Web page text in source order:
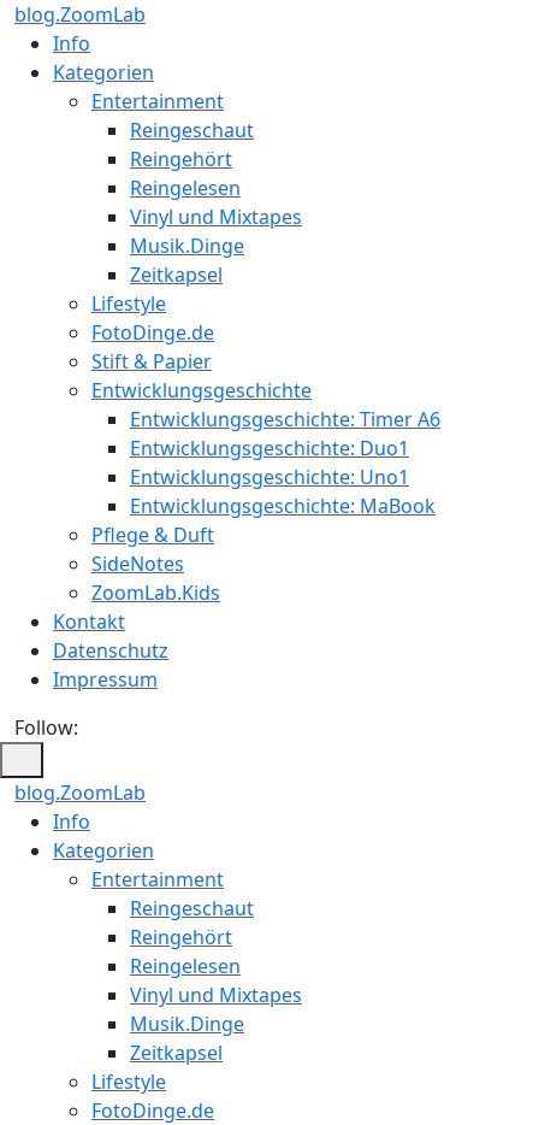
blog.ZoomLab
Info
Kategorien
Entertainment
Reingeschaut
Reingehört
Reingelesen
Vinyl und Mixtapes
Musik.Dinge
Zeitkapsel
Lifestyle
FotoDinge.de
Stift & Papier
Entwicklungsgeschichte
Entwicklungsgeschichte: Timer A6
Entwicklungsgeschichte: Duo1
Entwicklungsgeschichte: Uno1
Entwicklungsgeschichte: MaBook
Pflege & Duft
SideNotes
ZoomLab.Kids
Kontakt
Datenschutz
Impressum
Follow:
blog.ZoomLab
ZoomLab
//
Info
Kategorien
Entertainment
Reingeschaut
Reingehört
Reingelesen
Vinyl und Mixtapes
Musik.Dinge
Zeitkapsel
Lifestyle
FotoDinge.de